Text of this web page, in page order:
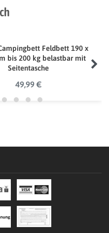
Feldbett 190 x
bis 200 kg belastbar mit
Seitentasche
49,99 €